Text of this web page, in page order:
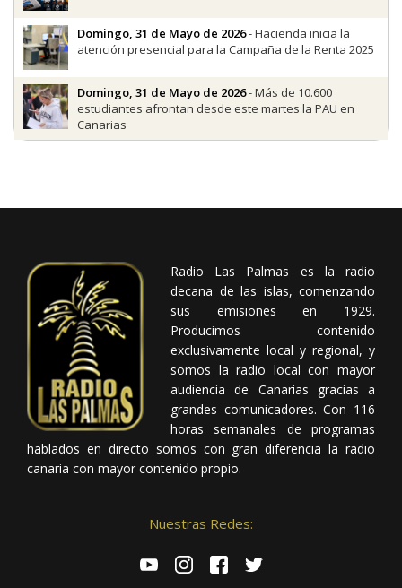
Domingo, 31 de Mayo de 2026- Hacienda inicia la
atención presencial para la Campaña de la Renta 2025
Domingo, 31 de Mayo de 2026- Más de 10.600
estudiantes afrontan desde este martes la PAU en
Canarias
Radio Las Palmas es la radio
decana de las islas, comenzando
sus emisiones en 1929.
Producimos contenido
exclusivamente local y regional, y
somos la radio local con mayor
audiencia de Canarias gracias a
grandes comunicadores. Con 116
horas semanales de programas
hablados en directo somos con gran diferencia la radio
canaria con mayor contenido propio.
Nuestras Redes: